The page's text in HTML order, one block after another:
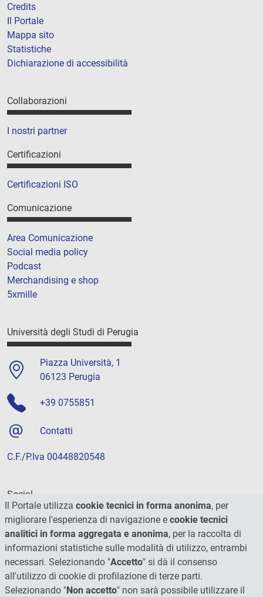
Credits
Il Portale
Mappa sito
Statistiche
Dichiarazione di accessibilità
Collaborazioni
I nostri partner
Certificazioni
Certificazioni ISO
Comunicazione
Area Comunicazione
Social media policy
Podcast
Merchandising e shop
5xmille
Università degli Studi di Perugia
Piazza Università, 1
06123 Perugia
+39 0755851
Contatti
C.F./P.Iva 00448820548
Social
Il Portale utilizza cookie tecnici in forma anonima, per
migliorare l'esperienza di navigazione e cookie tecnici
analitici in forma aggregata e anonima, per la raccolta di
informazioni statistiche sulle modalità di utilizzo, entrambi
necessari. Selezionando "Accetto" si dà il consenso
all'utilizzo di cookie di profilazione di terze parti.
Selezionando "Non accetto" non sarà possibile utilizzare il